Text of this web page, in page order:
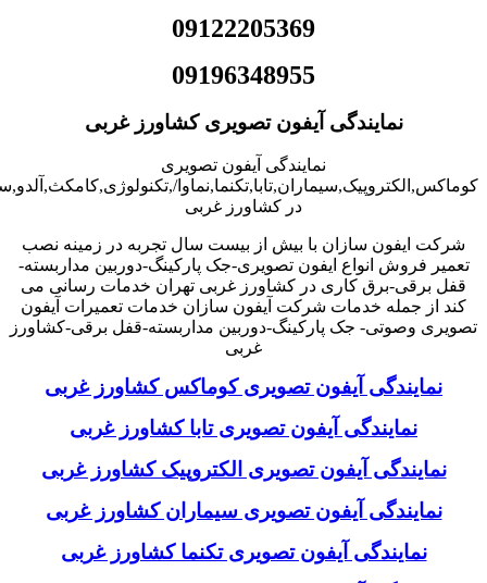
09122205369
09196348955
نمایندگی آیفون تصویری کشاورز غربی
نمایندگی آیفون تصویری
کوماکس,الکتروپیک,سیماران,تابا,تکنما,نماوا/
در کشاورز غربی
شرکت ایفون سازان با بیش از بیست سال تجربه در زمینه نصب
تعمیر فروش انواع ایفون تصویری-جک پارکینگ-دوربین مداربسته-
قفل برقی-برق کاری در کشاورز غربی تهران خدمات رسانی می
کند از جمله خدمات شرکت آیفون سازان خدمات تعمیرات آیفون
تصویری وصوتی- جک پارکینگ-دوربین مداربسته-قفل برقی-کشاورز
غربی
نمایندگی آیفون تصویری کوماکس کشاورز غربی
نمایندگی آیفون تصویری تابا کشاورز غربی
نمایندگی آیفون تصویری الکتروپیک کشاورز غربی
نمایندگی آیفون تصویری سیماران کشاورز غربی
نمایندگی آیفون تصویری تکنما کشاورز غربی